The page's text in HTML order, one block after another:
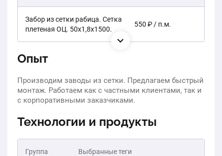
Забор из сетки рабица. Сетка
плетеная ОЦ. 50х1,8х1500.
550 ₽ / п.м.
Опыт
Производим заводы из сетки. Предлагаем быстрый
монтаж. Работаем как с частными клиентами, так и
с корпоративными заказчиками.
Технологии и продукты
Группа Выбранные теги